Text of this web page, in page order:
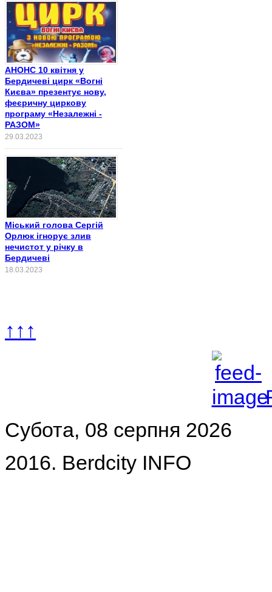
АНОНС 10 квітня у
Бердичеві цирк «Вогні
Києва» презентує нову,
феєричну циркову
програму «Незалежні -
РАЗОМ»
29.03.2023
Міський голова Сергій
Орлюк ігнорує злив
нечистот у річку в
Бердичеві
18.03.2023
↑↑↑
Субота, 08 серпня 2026
2016. Berdcity INFO